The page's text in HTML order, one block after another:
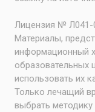
Лицензия № Л041-
Материалы,
информационный
образовательных
использовать их
Только лечащий
выбрать